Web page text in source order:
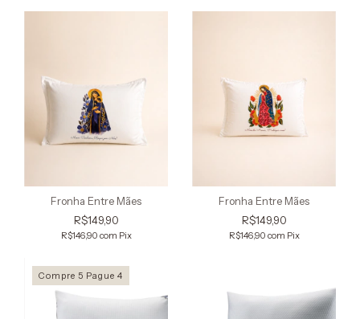
Fronha Entre Mães
R$149,90
R$146,90 com Pix
Fronha Entre Mães
R$149,90
R$146,90 com Pix
Compre 5 Pague 4